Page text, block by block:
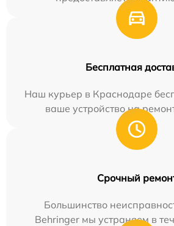
Бесплатная
Наш курьер в Краснодаре
ваше устройство на
Срочный
Большинство
Behringer мы устраняем в